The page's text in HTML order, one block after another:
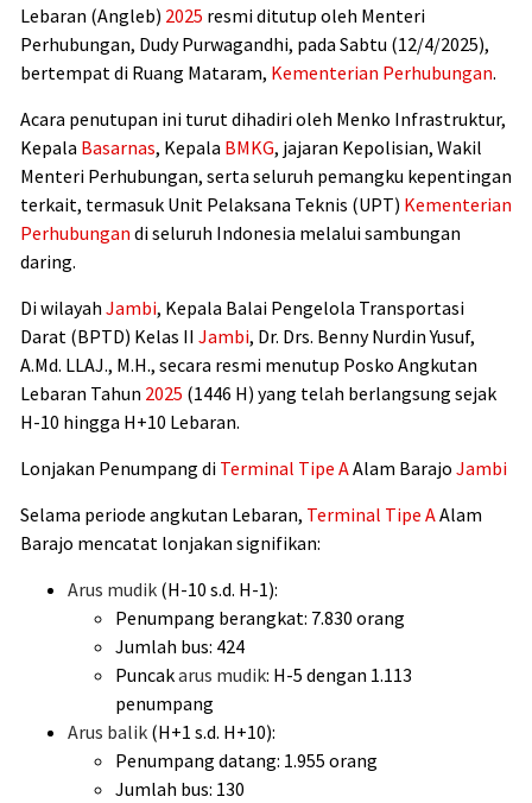
Lebaran (Angleb) 2025 resmi ditutup oleh Menteri
Perhubungan, Dudy Purwagandhi, pada Sabtu (12/4/2025),
bertempat di Ruang Mataram, Kementerian Perhubungan.
Acara penutupan ini turut dihadiri oleh Menko Infrastruktur,
Kepala Basarnas, Kepala BMKG, jajaran Kepolisian, Wakil
Menteri Perhubungan, serta seluruh pemangku kepentingan
terkait, termasuk Unit Pelaksana Teknis (UPT) Kementerian
Perhubungan di seluruh Indonesia melalui sambungan
daring.
Di wilayah Jambi, Kepala Balai Pengelola Transportasi
Darat (BPTD) Kelas II Jambi, Dr. Drs. Benny Nurdin Yusuf,
A.Md. LLAJ., M.H., secara resmi menutup Posko Angkutan
Lebaran Tahun 2025 (1446 H) yang telah berlangsung sejak
H-10 hingga H+10 Lebaran.
Lonjakan Penumpang di Terminal Tipe AAlam Barajo Jambi
Selama periode angkutan Lebaran, Terminal Tipe AAlam
Barajo mencatat lonjakan signifikan:
Arus mudik (H-10 s.d. H-1):
Penumpang berangkat: 7.830 orang
Jumlah bus: 424
Puncakarus mudik: H-5 dengan 1.113
penumpang
Arus balik (H+1 s.d. H+10):
Penumpang datang: 1.955 orang
Jumlah bus: 130